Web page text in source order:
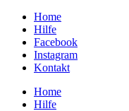
Home
Hilfe
Facebook
Instagram
Kontakt
Home
Hilfe